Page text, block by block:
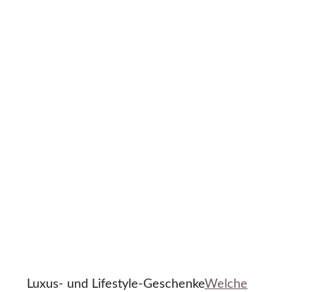
Luxus- und Lifestyle-GeschenkeWelche